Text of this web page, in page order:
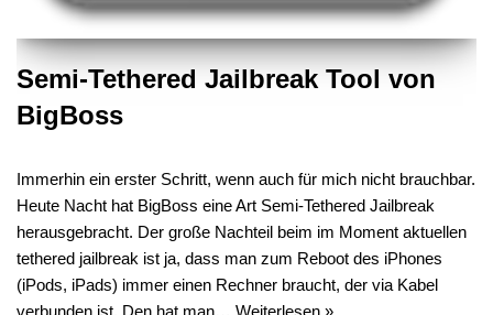
Semi-Tethered Jailbreak Tool von
BigBoss
Immerhin ein erster Schritt, wenn auch für mich nicht brauchbar.
Heute Nacht hat BigBoss eine Art Semi-Tethered Jailbreak
herausgebracht. Der große Nachteil beim im Moment aktuellen
tethered jailbreak ist ja, dass man zum Reboot des iPhones
(iPods, iPads) immer einen Rechner braucht, der via Kabel
verbunden ist. Den hat man… Weiterlesen »